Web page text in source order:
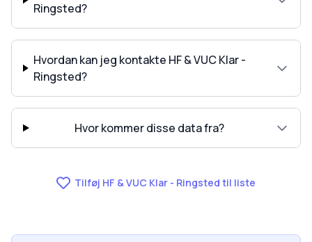
Ringsted?
Hvordan kan jeg kontakte HF & VUC Klar -
Ringsted?
Hvor kommer disse data fra?
Tilføj HF & VUC Klar - Ringsted til liste